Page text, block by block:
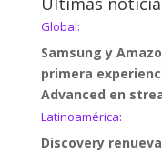
Global:
Samsung y
primera
Advanced en
Latinoamérica:
Discovery